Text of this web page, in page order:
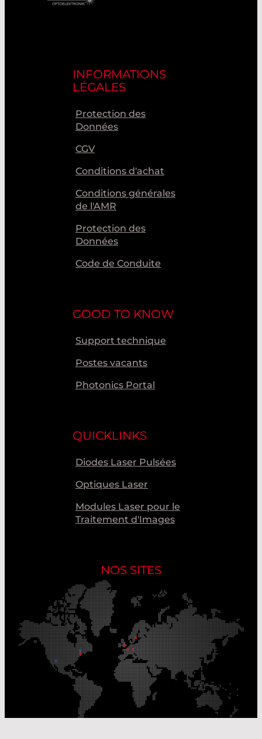
INFORMATIONS
LÉGALES
Protection des
Données
CGV
Conditions d'achat
Conditions générales
de l'AMR
Protection des
Données
Code de Conduite
GOOD TO KNOW
Support technique
Postes vacants
Photonics Portal
QUICKLINKS
Diodes Laser Pulsées
Optiques Laser
Modules Laser pour le
Traitement d'Images
NOS SITES